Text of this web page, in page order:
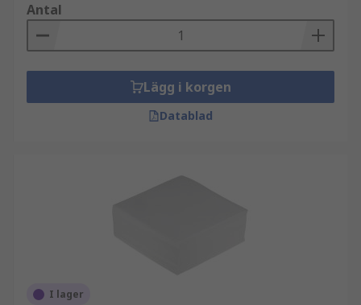
Antal
Lägg i korgen
Datablad
I lager